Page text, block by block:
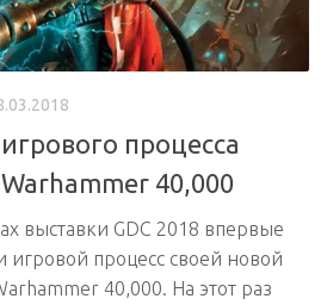
процесса
40,000
выставки GDC 2018 впервые
игровой процесс своей новой
40,000. На этот раз